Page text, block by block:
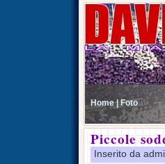
Home | Foto
Piccole
Inserito da